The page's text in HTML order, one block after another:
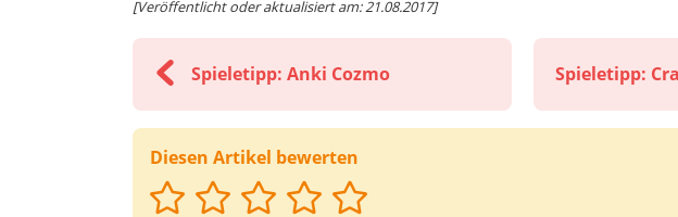
[Veröffentlicht oder aktualisiert am: 21.08.2017]
Spieletipp: Anki Cozmo Spieletipp:
Diesen Artikel bewerten